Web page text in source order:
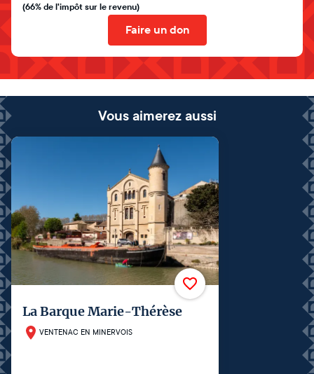
(66% de l'impôt sur le revenu)
Faire un don
Vous aimerez aussi
La Barque Marie-Thérèse
VENTENAC EN MINERVOIS